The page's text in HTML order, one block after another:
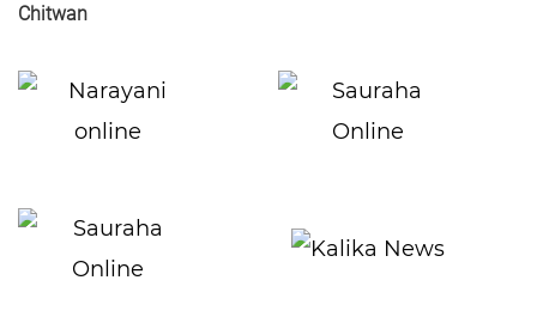
Chitwan